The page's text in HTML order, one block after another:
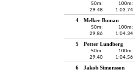
50m:
29.48
100m:
1:03.74
4 Melker Boman
50m:
29.86
100m:
1:04.34
5 Petter Lundberg
50m:
29.40
100m:
1:04.56
6 Jakob Simonsson